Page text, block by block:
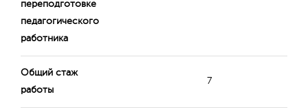
переподготовке
педагогического
работника
Общий стаж
работы
7